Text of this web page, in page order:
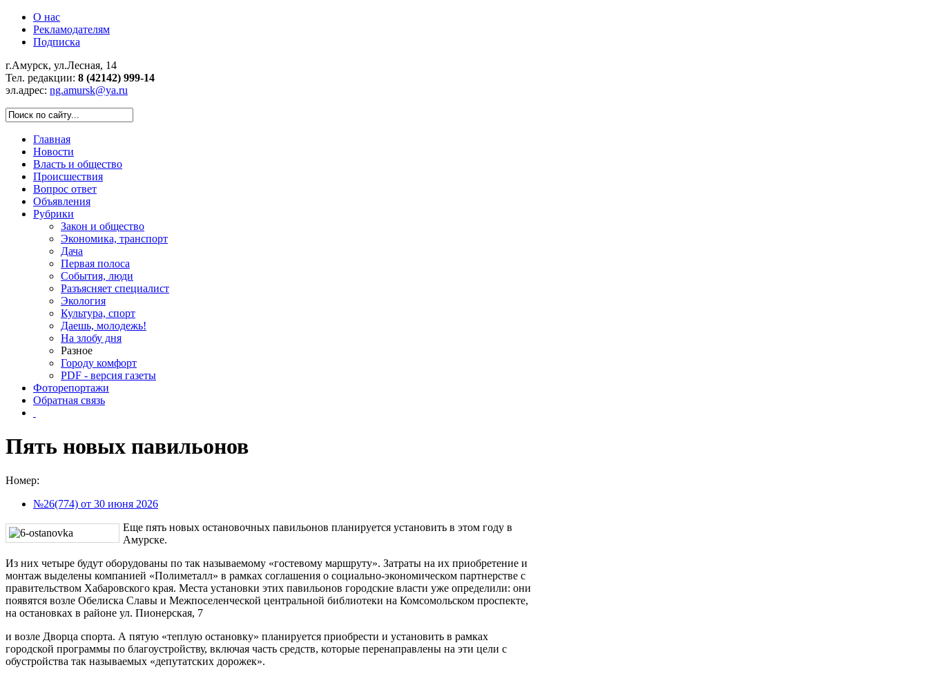
О нас
Рекламодателям
Подписка
г.Амурск, ул.Лесная, 14
Тел. редакции: 8 (42142) 999-14
эл.адрес: ng.amursk@ya.ru
Главная
Новости
Власть и общество
Происшествия
Вопрос ответ
Объявления
Рубрики
Закон и общество
Экономика, транспорт
Дача
Первая полоса
События, люди
Разъясняет специалист
Экология
Культура, спорт
Даешь, молодежь!
На злобу дня
Разное
Городу комфорт
PDF - версия газеты
Фоторепортажи
Обратная связь
Пять новых павильонов
Номер:
№26(774) от 30 июня 2026
Еще пять новых остановочных павильонов планируется установить в этом году в
Амурске.
Из них четыре будут оборудованы по так называемому «гостевому маршруту». Затраты на их приобретение и
монтаж выделены компанией «Полиметалл» в рамках соглашения о социально-экономическом партнерстве с
правительством Хабаровского края. Места установки этих павильонов городские власти уже определили: они
появятся возле Обелиска Славы и Межпоселенческой центральной библиотеки на Комсомольском проспекте,
на остановках в районе ул. Пионерская, 7
и возле Дворца спорта. А пятую «теплую остановку» планируется приобрести и установить в рамках
городской программы по благоустройству, включая часть средств, которые перенаправлены на эти цели с
обустройства так называемых «депутатских дорожек».